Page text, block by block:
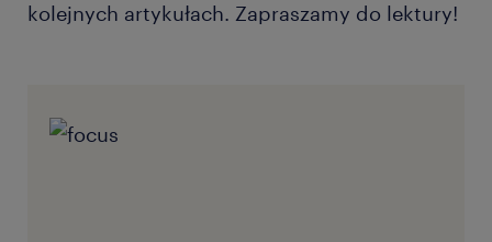
kolejnych artykułach. Zapraszamy do lektury!